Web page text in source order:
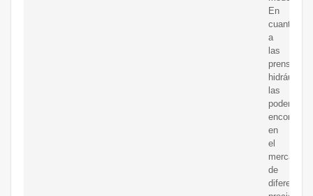
En
cuanto
a
las
prensas
hidráulicas
las
podemos
encontrar
en
el
mercado
de
diferentes